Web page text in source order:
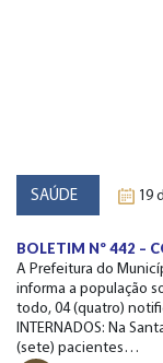
SAÚDE 19
BOLETIM Nº 442 –
A Prefeitura do
informa a população
todo, 04 (quatro)
INTERNADOS: Na
(sete) pacientes…